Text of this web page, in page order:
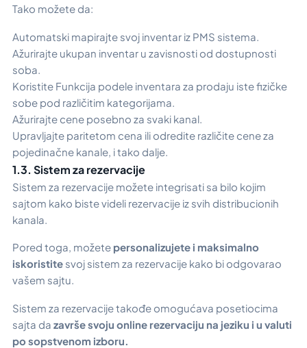
Tako možete da:
Automatski mapirajte svoj inventar iz PMS sistema.
Ažurirajte ukupan inventar u zavisnosti od dostupnosti
soba.
Koristite Funkcija podele inventara za prodaju iste fizičke
sobe pod različitim kategorijama.
Ažurirajte cene posebno za svaki kanal.
Upravljajte paritetom cena ili odredite različite cene za
pojedinačne kanale, i tako dalje.
1.3. Sistem za rezervacije
Sistem za rezervacije možete integrisati sa bilo kojim
sajtom kako biste videli rezervacije iz svih distribucionih
kanala.
Pored toga, možete personalizujete i maksimalno
iskoristite svoj sistem za rezervacije kako bi odgovarao
vašem sajtu.
Sistem za rezervacije takođe omogućava posetiocima
sajta da završe svoju online rezervaciju na jeziku i u valuti
po sopstvenom izboru.